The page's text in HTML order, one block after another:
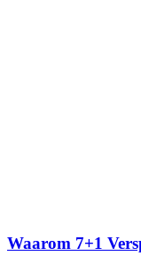
Waarom 7+1